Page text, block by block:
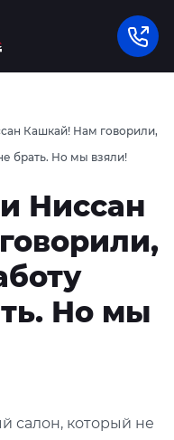
Кашкай! Нам говорили,
брать. Но мы взяли!
Ниссан
Но мы
салон, который не